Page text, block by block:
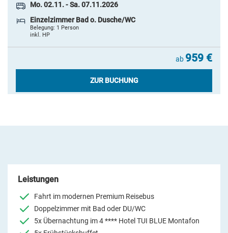
Mo. 02.11. - Sa. 07.11.2026
Einzelzimmer Bad o. Dusche/WC
Belegung: 1 Person
inkl. HP
ab 959 €
ZUR BUCHUNG
Leistungen
Fahrt im modernen Premium Reisebus
Doppelzimmer mit Bad oder DU/WC
5x Übernachtung im 4 **** Hotel TUI BLUE Montafon